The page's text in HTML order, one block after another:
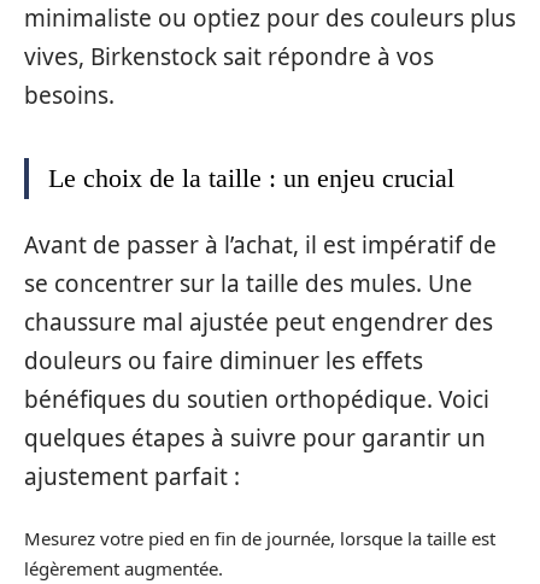
minimaliste ou optiez pour des couleurs plus
vives, Birkenstock sait répondre à vos
besoins.
Le choix de la taille : un enjeu crucial
Avant de passer à l’achat, il est impératif de
se concentrer sur la taille des mules. Une
chaussure mal ajustée peut engendrer des
douleurs ou faire diminuer les effets
bénéfiques du soutien orthopédique. Voici
quelques étapes à suivre pour garantir un
ajustement parfait :
Mesurez votre pied en fin de journée, lorsque la taille est
légèrement augmentée.